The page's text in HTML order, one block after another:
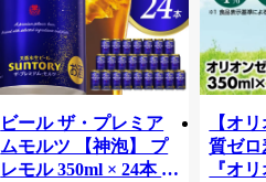
ビール ザ・プレミア
ムモルツ 【神泡】 プ
レモル 350ml × 24本 サ
【オ
質ゼロ
『オ